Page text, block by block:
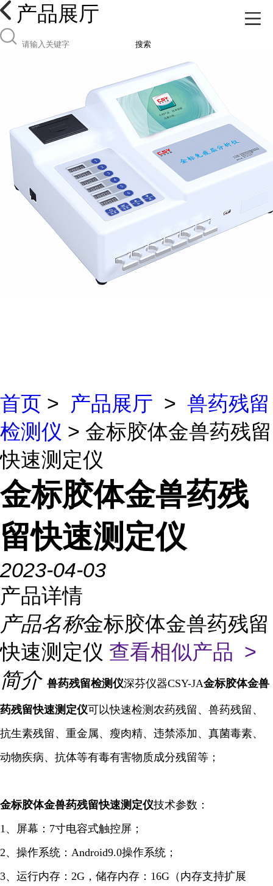
产品展厅
搜索
首页 > 产品展厅 > 兽药残留
检测仪 > 金标胶体金兽药残留
快速测定仪
金标胶体金兽药残
留快速测定仪
2023-04-03
产品详情
产品名称金标胶体金兽药残留
快速测定仪 查看相似产品 >
简介 兽药残留检测仪深芬仪器CSY-JA金标胶体金兽
药残留快速测定仪可以快速检测农药残留、兽药残留、
抗生素残留、重金属、瘦肉精、违禁添加、真菌毒素、
动物疾病、抗体等有毒有害物质成分残留等；
金标胶体金兽药残留快速测定仪技术参数：
1、屏幕：7寸电容式触控屏；
2、操作系统：Android9.0操作系统；
3、运行内存：2G，储存内存：16G（内存支持扩展